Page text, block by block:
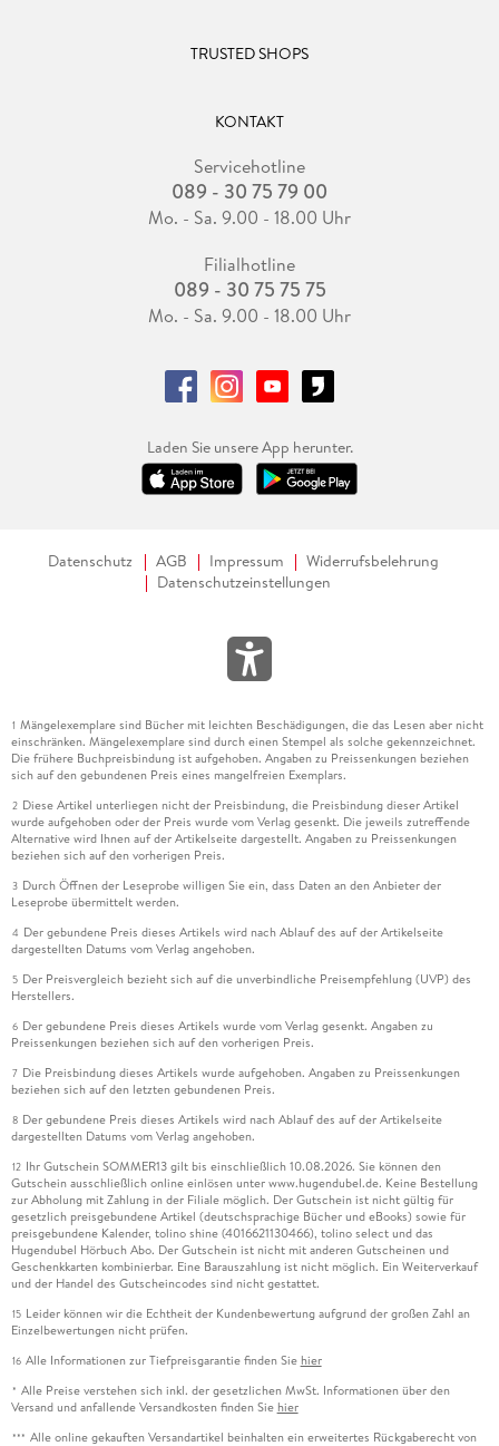
TRUSTED SHOPS
KONTAKT
Servicehotline
089 - 30 75 79 00
Mo. - Sa. 9.00 - 18.00 Uhr
Filialhotline
089 - 30 75 75 75
Mo. - Sa. 9.00 - 18.00 Uhr
Laden Sie unsere App herunter.
Datenschutz AGB Impressum
Widerrufsbelehrung
Datenschutzeinstellungen
1 Mängelexemplare sind Bücher mit leichten Beschädigungen, die das Lesen aber nicht
einschränken. Mängelexemplare sind durch einen Stempel als solche gekennzeichnet.
Die frühere Buchpreisbindung ist aufgehoben. Angaben zu Preissenkungen beziehen
sich auf den gebundenen Preis eines mangelfreien Exemplars.
2 Diese Artikel unterliegen nicht der Preisbindung, die Preisbindung dieser Artikel
wurde aufgehoben oder der Preis wurde vom Verlag gesenkt. Die jeweils zutreffende
Alternative wird Ihnen auf der Artikelseite dargestellt. Angaben zu Preissenkungen
beziehen sich auf den vorherigen Preis.
3 Durch Öffnen der Leseprobe willigen Sie ein, dass Daten an den Anbieter der
Leseprobe übermittelt werden.
4 Der gebundene Preis dieses Artikels wird nach Ablauf des auf der Artikelseite
dargestellten Datums vom Verlag angehoben.
5 Der Preisvergleich bezieht sich auf die unverbindliche Preisempfehlung (UVP) des
Herstellers.
6 Der gebundene Preis dieses Artikels wurde vom Verlag gesenkt. Angaben zu
Preissenkungen beziehen sich auf den vorherigen Preis.
7 Die Preisbindung dieses Artikels wurde aufgehoben. Angaben zu Preissenkungen
beziehen sich auf den letzten gebundenen Preis.
8 Der gebundene Preis dieses Artikels wird nach Ablauf des auf der Artikelseite
dargestellten Datums vom Verlag angehoben.
12 Ihr Gutschein SOMMER13 gilt bis einschließlich 10.08.2026. Sie können den
Gutschein ausschließlich online einlösen unter www.hugendubel.de. Keine Bestellung
zur Abholung mit Zahlung in der Filiale möglich. Der Gutschein ist nicht gültig für
gesetzlich preisgebundene Artikel (deutschsprachige Bücher und eBooks) sowie für
preisgebundene Kalender, tolino shine (4016621130466), tolino select und das
Hugendubel Hörbuch Abo. Der Gutschein ist nicht mit anderen Gutscheinen und
Geschenkkarten kombinierbar. Eine Barauszahlung ist nicht möglich. Ein Weiterverkauf
und der Handel des Gutscheincodes sind nicht gestattet.
15 Leider können wir die Echtheit der Kundenbewertung aufgrund der großen Zahl an
Einzelbewertungen nicht prüfen.
16 Alle Informationen zur Tiefpreisgarantie finden Sie hier
* Alle Preise verstehen sich inkl. der gesetzlichen MwSt. Informationen über den
Versand und anfallende Versandkosten finden Sie hier
*** Alle online gekauften Versandartikel beinhalten ein erweitertes Rückgaberecht von